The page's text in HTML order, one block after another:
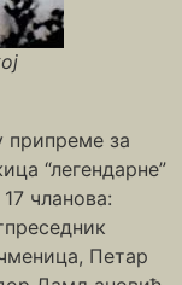
припреме за
“легендарне”
чланова:
Петар